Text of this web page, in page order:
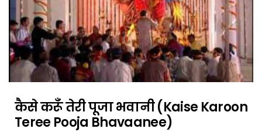
कैसे करूँ तेरी पूजा भवानी (kaise Karoon
Teree Pooja Bhavaanee)